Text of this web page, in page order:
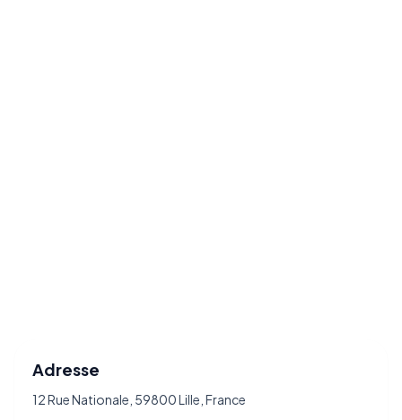
Adresse
12 Rue Nationale, 59800 Lille, France